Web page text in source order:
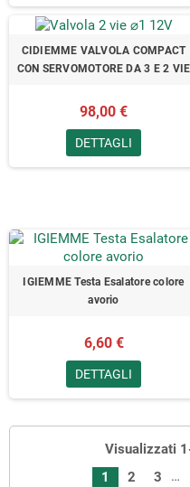
CIDIEMME VALVOLA COMPACT
CON SERVOMOTORE DA 3 E 2 VIE
98,00 €
DETTAGLI
IGIEMME Testa Esalatore colore
avorio
6,60 €
DETTAGLI
Visualizzati
1
2 3 …